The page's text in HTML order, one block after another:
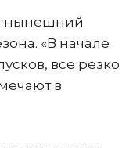
нынешний
«В начале
все резко
в